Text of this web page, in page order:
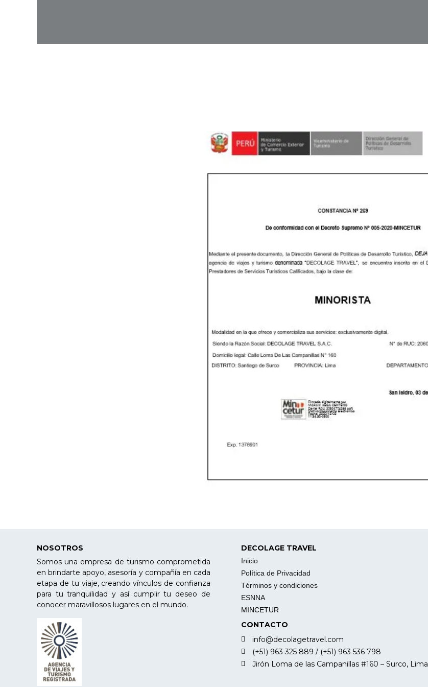
NOSOTROS
Somos una empresa de turismo comprometida
en brindarte apoyo, asesoría y compañía en cada
etapa de tu viaje, creando vínculos de confianza
para tu tranquilidad y así cumplir tu deseo de
conocer maravillosos lugares en el mundo.
DECOLAGE TRAVEL
Inicio
Política de Privacidad
Términos y condiciones
ESNNA
MINCETUR
CONTACTO
info@decolagetravel.com
(+51) 963 325 889 / (+51) 963 536 798
Jirón Loma de las Campanillas #160 – Surco, Lima